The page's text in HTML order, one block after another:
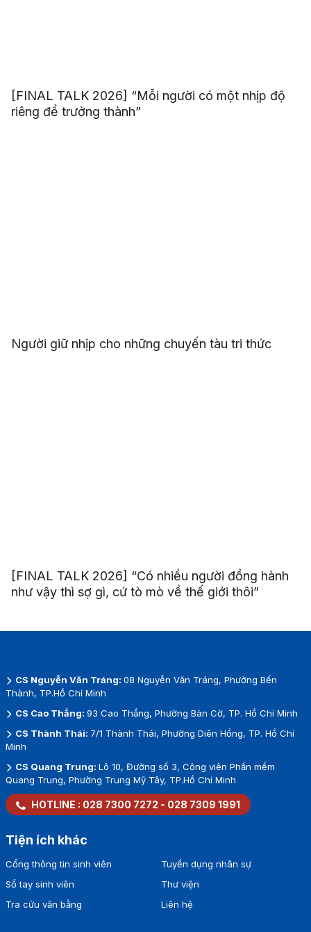
[FINAL TALK 2026] “Mỗi người có một nhịp độ
riêng để trưởng thành”
Người giữ nhịp cho những chuyến tàu tri thức
[FINAL TALK 2026] “Có nhiều người đồng hành
như vậy thì sợ gì, cứ tò mò về thế giới thôi”
CS Nguyễn Văn Tráng: 08 Nguyễn Văn Tráng, Phường Bến
Thành, TP.Hồ Chí Minh
CS Cao Thắng: 93 Cao Thắng, Phường Bàn Cờ, TP. Hồ Chí Minh
CS Thành Thái: 7/1 Thành Thái, Phường Diên Hồng, TP. Hồ Chí
Minh
CS Quang Trung: Lô 10, Đường số 3, Công viên Phần mềm
Quang Trung, Phường Trung Mỹ Tây, TP.Hồ Chí Minh
HOTLINE : 028 7300 7272 - 028 7309 1991
Tiện ích khác
Cổng thông tin sinh viên
Sổ tay sinh viên
Tra cứu văn bằng
Tuyển dụng nhân sự
Thư viện
Liên hệ